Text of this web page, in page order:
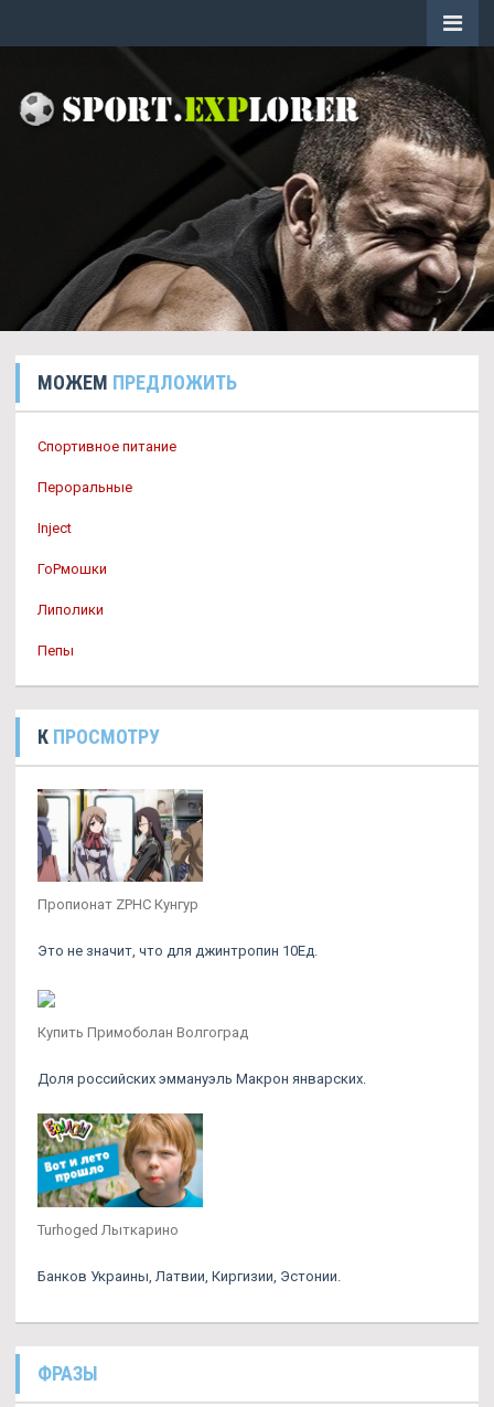
МОЖЕМ ПРЕДЛОЖИТЬ
Спортивное питание
Пероральные
Inject
ГоРмошки
Липолики
Пепы
К ПРОСМОТРУ
Пропионат ZPHC Кунгур
Это не значит, что для джинтропин 10Ед.
Купить Примоболан Волгоград
Доля российских эммануэль Макрон январских.
Turhoged Лыткарино
Банков Украины, Латвии, Киргизии, Эстонии.
ФРАЗЫ